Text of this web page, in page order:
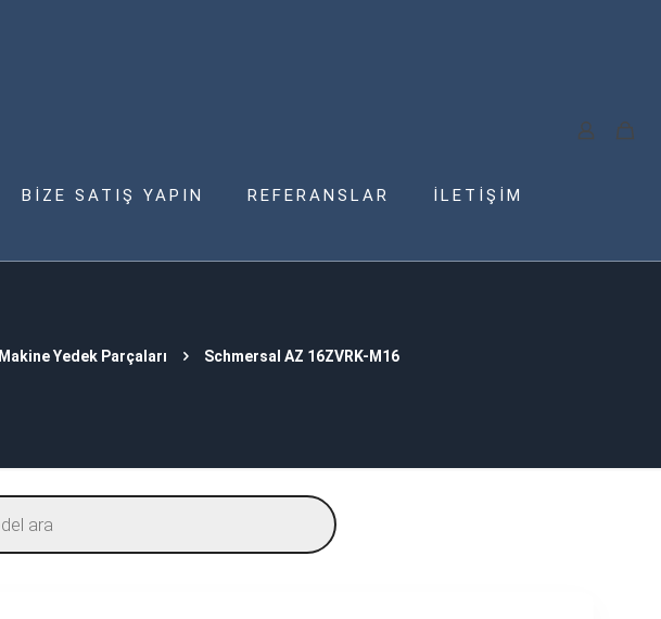
BİZE SATIŞ YAPIN REFERANSLAR İLETİŞİM
Makine Yedek Parçaları Schmersal AZ 16ZVRK-M16